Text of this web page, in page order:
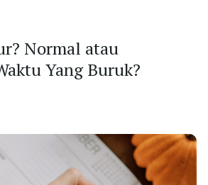
Normal atau
Yang Buruk?